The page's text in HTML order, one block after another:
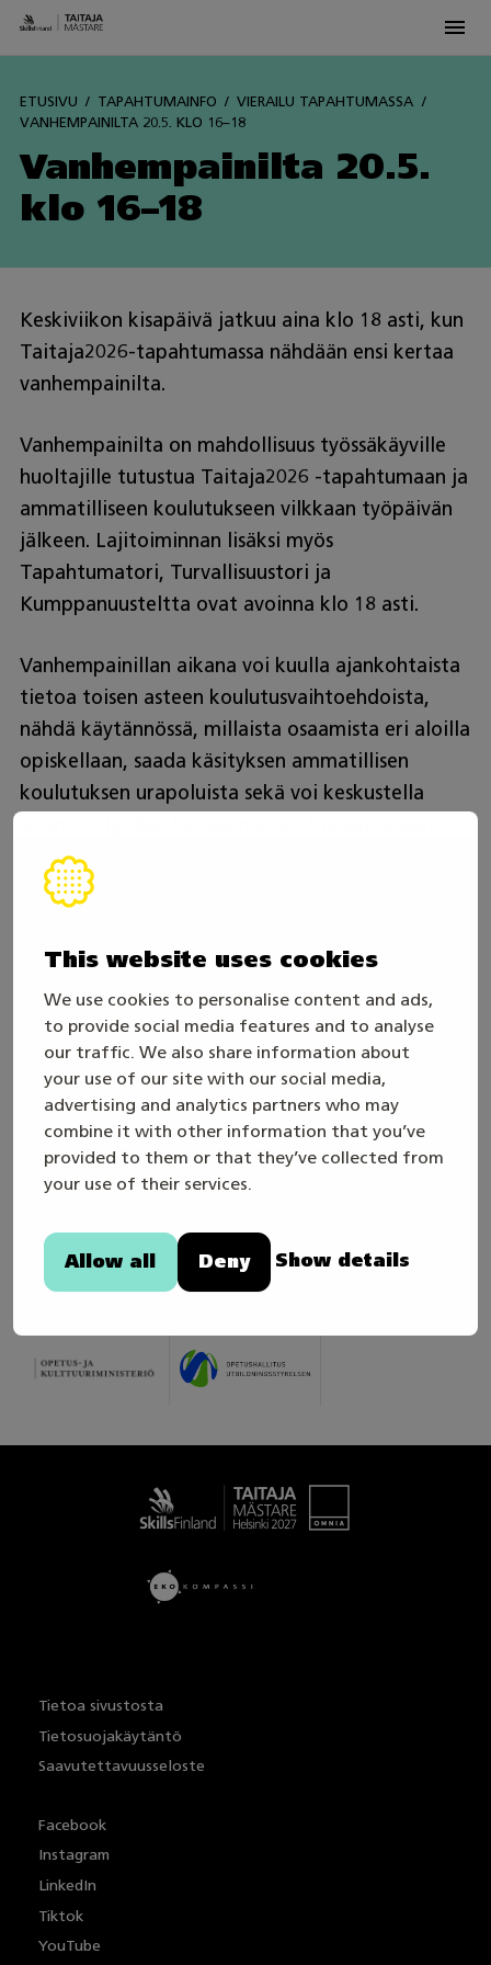
This website uses cookies
We use cookies to personalise content and ads,
to provide social media features and to analyse
our traffic. We also share information about
your use of our site with our social media,
advertising and analytics partners who may
combine it with other information that you’ve
provided to them or that they’ve collected from
your use of their services.
Allow all Deny Show details
content
ETUSIVU TAPAHTUMAINFO
VIERAILU TAPAHTUMASSA
VANHEMPAINILTA 20.5. KLO 16–18
Vanhempainilta 20.5.
klo 16–18
Keskiviikon kisapäivä jatkuu aina klo 18 asti, kun
Taitaja2026-tapahtumassa nähdään ensi kertaa
vanhempainilta.
Vanhempainilta on mahdollisuus työssäkäyville
huoltajille tutustua Taitaja2026 -tapahtumaan ja
ammatilliseen koulutukseen vilkkaan työpäivän
jälkeen. ​Lajitoiminnan lisäksi myös
Tapahtumatori, Turvallisuustori ja
Kumppanuusteltta ovat avoinna klo 18 asti.
Vanhempainillan aikana voi kuulla ajankohtaista
tietoa toisen asteen koulutusvaihtoehdoista,
nähdä käytännössä, millaista osaamista eri aloilla
opiskellaan, saada käsityksen ammatillisen
koulutuksen urapoluista sekä voi keskustella
suunnista.
tapahtuman muina aukioloaikoina:
Tiistai klo 9–16
Keskiviikko klo 10–18
Torstai klo 9–12
Taitaja2026-tapahtumaan on vapaa pääsy.
Yhteistyössä
Tietoa sivustosta
Tietosuojakäytäntö
Saavutettavuusseloste
Facebook
Instagram
LinkedIn
Tiktok
YouTube